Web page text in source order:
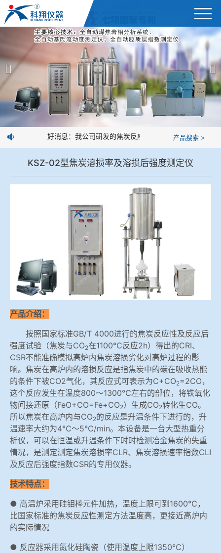
首页
产品展示 ＞
焦炭高温性能检测系统
焦化行业检测及优化配煤设备
球团矿/烧结矿/块矿高温冶金性能检测系统
高炉配吹煤检测设备
冶金渣、保护渣等高温物性检测设备
冶金石灰活性度测定仪
矿石、焦炭物理检测及制样设备
工业分析、测硫仪等
公司简介
新闻中心
企业业绩
技术交流
视频观赏
好消息：我公司研发的焦炭反应性制样系统，全部制样
产品搜索 >
KSZ-02型焦炭溶损率及溶损后强度测定仪
产品介绍：
按照国家标准GB/T 4000进行的焦炭反应性及反应后
强度试验（焦炭与CO2在1100℃反应2h）得出的CRI、
CSR不能准确模拟高炉内焦炭溶损劣化对高炉过程的影
响。焦炭在高炉内的溶损反应是指焦炭中的碳在吸收热能
的条件下被CO2气化，其反应式可表示为C+CO2=2CO，
这个反应发生在温度800～1300℃左右的部位，将铁氧化
物间接还原（FeO+CO=Fe+CO2）生成CO2转化生CO。
所以焦炭在高炉内与CO2的反应是升温条件下进行的，升
温速率大约为4℃～5℃/min。本设备是一台大型热重分
析仪，可以在恒温或升温条件下时时检测冶金焦炭的失重
情况，是测定测定焦炭溶损率CLR、焦炭溶损速率指数CLI
及反应后强度指数CSR的专用仪器。
技术特点：
● 高温炉采用硅钼棒元件加热，温度上限可到1600℃，
比国家标准的焦炭反应性测定方法温度高，更接近高炉内
的实际情况
● 反应器采用氮化硅陶瓷（使用温度上限1350℃）